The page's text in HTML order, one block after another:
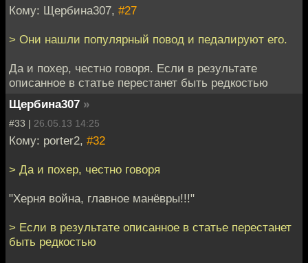
Кому: Щербина307, #27
> Они нашли популярный повод и педалируют его.
Да и похер, честно говоря. Если в результате
описанное в статье перестанет быть редкостью
Щербина307 »
#33 | 26.05.13 14:25
Кому: porter2, #32
> Да и похер, честно говоря
"Херня война, главное манёвры!!!"
> Если в результате описанное в статье перестанет
быть редкостью